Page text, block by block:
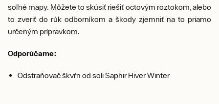
soľné mapy. Môžete to skúsiť riešiť octovým roztokom, alebo
to zveriť do rúk odborníkom a škody zjemniť na to priamo
určeným prípravkom.
Odporúčame:
Odstraňovač škvŕn od soli Saphir Hiver Winter